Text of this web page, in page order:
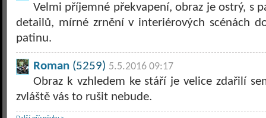
Velmi příjemné překvapení, obraz je ostrý, s
detailů, mírné zrnění v interiérových scénách
patinu.
Roman (5259) 5.5.2016 09:17
Obraz k vzhledem ke stáří je velice zdařilí
zvláště vás to rušit nebude.